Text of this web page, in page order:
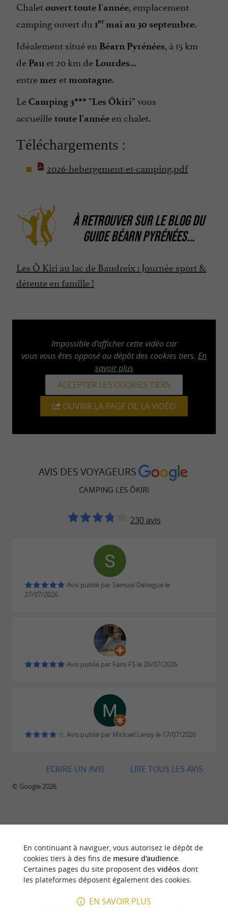
Parle anglais
Parle espagnol
Ping pong
Plats cuisinés à emporter
Restaurant
Salon de Jardin
Sèche Linge
Terrasse
Toboggan Aquatique
Vue sur la montagne
Chaletouvert toute l'année , emplacement
camping ouvert du 1er mai au 30 septembre.
Idéalement situé en Béarn Pyrénées , à 15 km
de Pau et 20 km de Lourdes...
entre mer et montagne.
LeCamping 3*** "Les Ôkiri" vous
accueilletoute l'année en chalet.
Téléchargements :
2026-hebergement-et-camping.pdf
À RETROUVER SURLE BLOG DU
GUIDE BÉARN PYRÉNÉES...
Les Ô Kiri au lac de Baudreix : Journée sport &
détente en famille !
Impossible d'afficher cette vidéo car
vous vous êtes opposé au dépôt des cookies tiers. En
savoir plus
ACCEPTER LES COOKIES TIERS
OUVRIR LA PAGE DE LA VIDÉO
AVIS DES VOYAGEURS
CAMPING LES ÔKIRI
230 avis
Avis publié par Samuel Debegue le
27/07/2026
Avis publié par Faris FS le 26/07/2026
Avis publié par Mickaël Leroy le 17/07/2026
LIRE TOUS LES AVIS
ECRIRE UN AVIS
© Google 2026
BALADESÀ PROXIMITÉ
En continuant à naviguer, vous autorisez le dépôt de
cookies tiers à des fins de mesure d'audience.
Certaines pages du site proposent des vidéosdont
les plateformes déposent également des cookies.
EN SAVOIR PLUS